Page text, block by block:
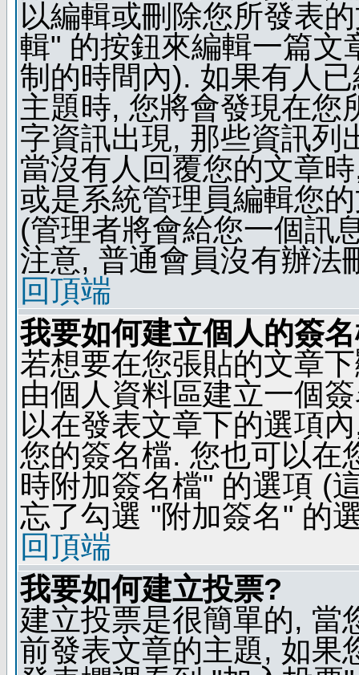
以編輯或刪除您所發表
輯" 的按鈕來編輯一篇文
制的時間內). 如果有人
主題時, 您將會發現在您
字資訊出現, 那些資訊列
當沒有人回覆您的文章
或是系統管理員編輯您
(管理者將會給您一個訊
注意, 普通會員沒有辦法
回頂端
我要如何建立個人的簽
若想要在您張貼的文章
由個人資料區建立一個
以在發表文章下的選項
您的簽名檔. 您也可以在
時附加簽名檔" 的選項 (
忘了勾選 "附加簽名" 的
回頂端
我要如何建立投票?
建立投票是很簡單的, 當
前發表文章的主題, 如果